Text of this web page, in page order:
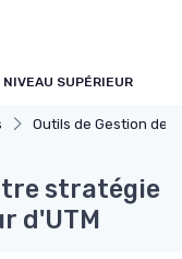
SUPÉRIEUR
Outils de Gestion de
stratégie
d'UTM